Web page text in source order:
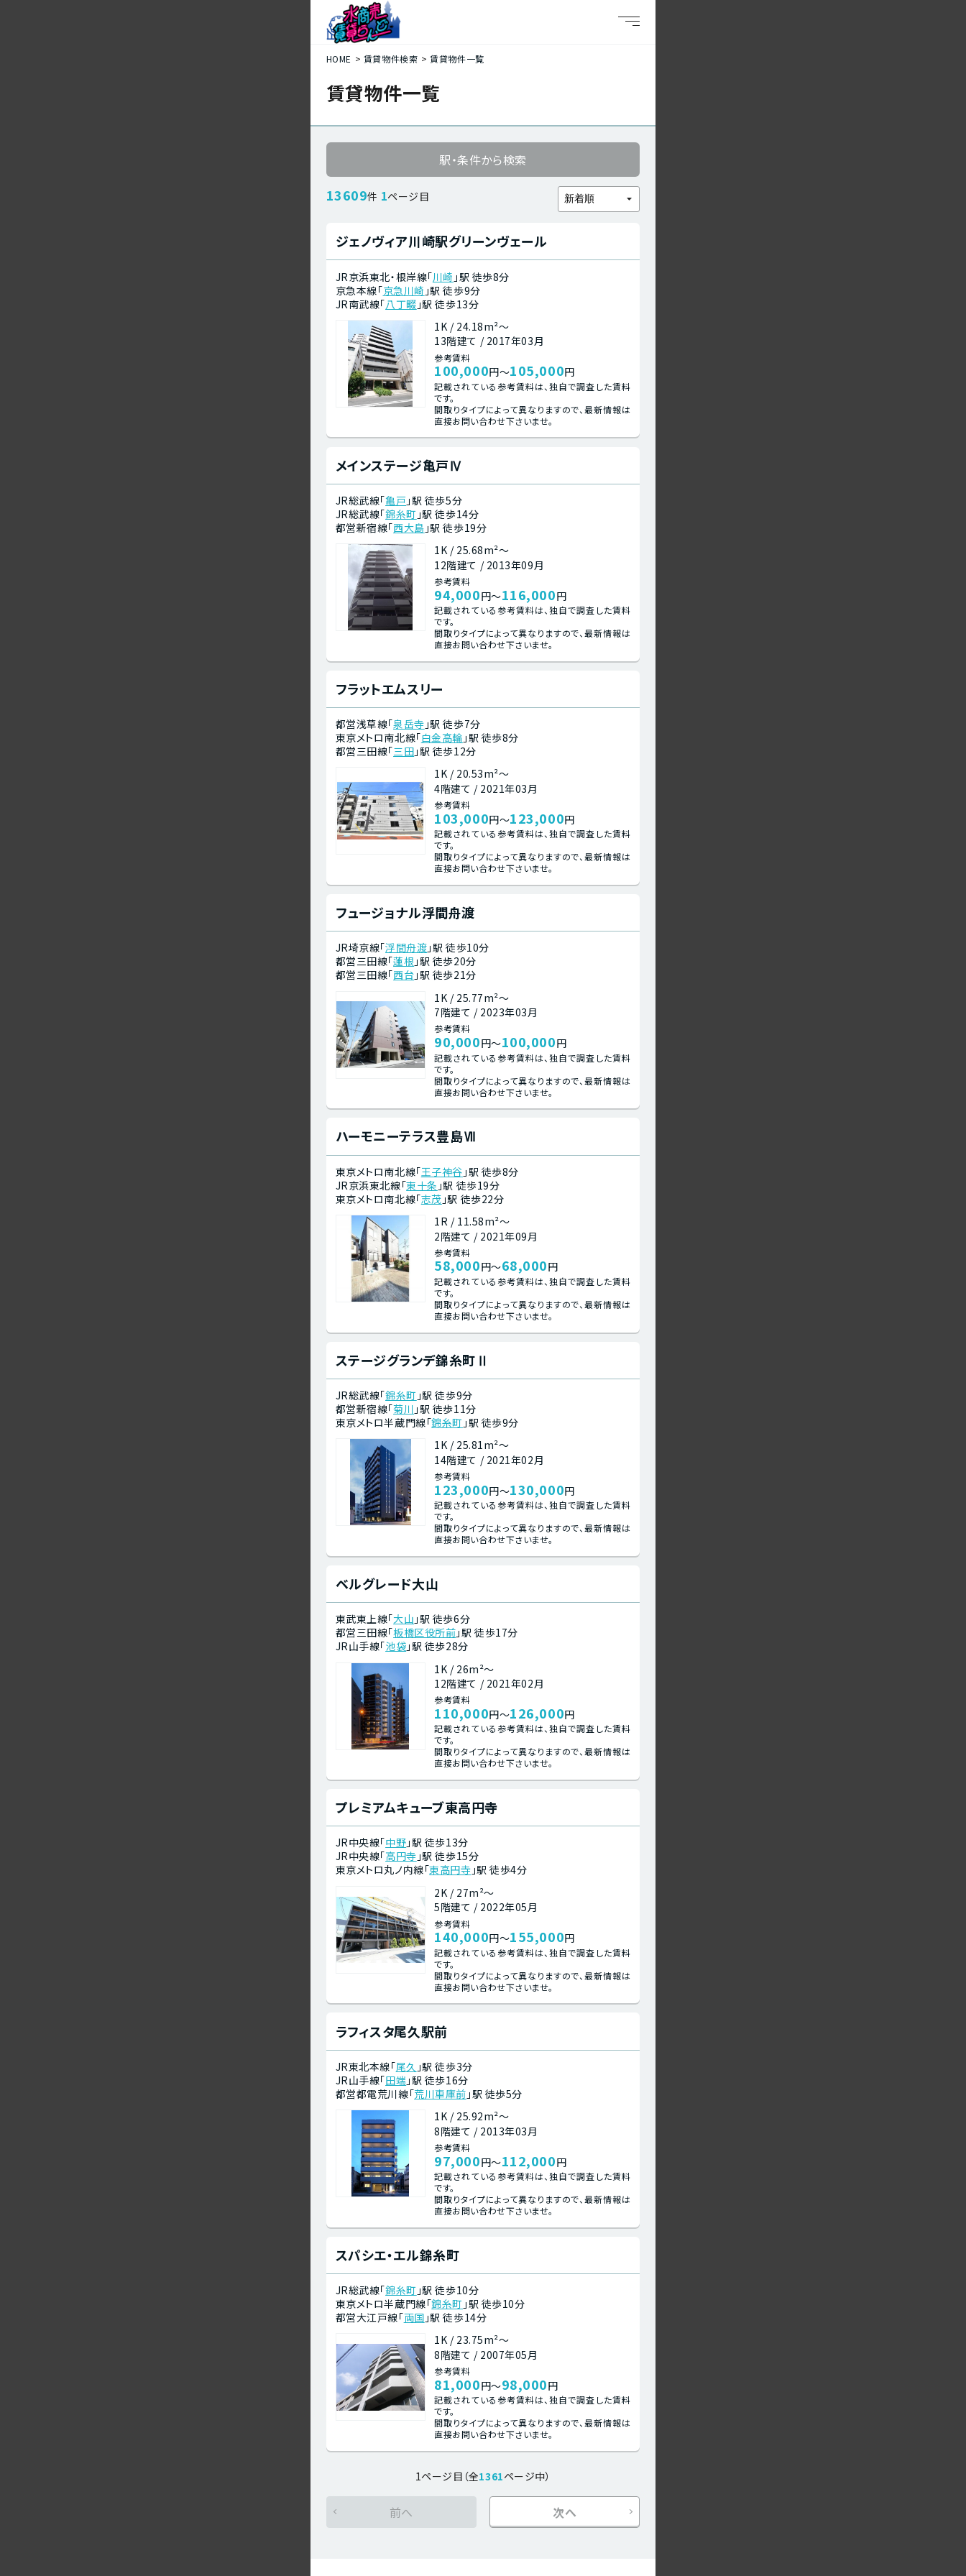
HOME 賃貸物件検索 賃貸物件一覧
賃貸物件一覧
駅・条件から検索
13609件 1ページ目
ジェノヴィア川崎駅グリーンヴェール
JR京浜東北・根岸線「川崎 」駅 徒歩8分
京急本線「京急川崎 」駅 徒歩9分
JR南武線「八丁畷 」駅 徒歩13分
1K / 24.18m²～
13階建て / 2017年03月
参考賃料
100,000円～105,000円
記載されている参考賃料は、独自で調査した賃料
です。
間取りタイプによって異なりますので、最新情報は
直接お問い合わせ下さいませ。
メインステージ亀戸Ⅳ
JR総武線「亀戸 」駅 徒歩5分
JR総武線「錦糸町 」駅 徒歩14分
都営新宿線「西大島 」駅 徒歩19分
1K / 25.68m²～
12階建て / 2013年09月
参考賃料
94,000円～116,000円
記載されている参考賃料は、独自で調査した賃料
です。
間取りタイプによって異なりますので、最新情報は
直接お問い合わせ下さいませ。
フラットエムスリー
都営浅草線「泉岳寺 」駅 徒歩7分
東京メトロ南北線「白金高輪 」駅 徒歩8分
都営三田線「三田 」駅 徒歩12分
1K / 20.53m²～
4階建て / 2021年03月
参考賃料
103,000円～123,000円
記載されている参考賃料は、独自で調査した賃料
です。
間取りタイプによって異なりますので、最新情報は
直接お問い合わせ下さいませ。
フュージョナル浮間舟渡
JR埼京線「浮間舟渡 」駅 徒歩10分
都営三田線「蓮根 」駅 徒歩20分
都営三田線「西台 」駅 徒歩21分
1K / 25.77m²～
7階建て / 2023年03月
参考賃料
90,000円～100,000円
記載されている参考賃料は、独自で調査した賃料
です。
間取りタイプによって異なりますので、最新情報は
直接お問い合わせ下さいませ。
ハーモニーテラス豊島Ⅶ
東京メトロ南北線「王子神谷 」駅 徒歩8分
JR京浜東北線「東十条 」駅 徒歩19分
東京メトロ南北線「志茂 」駅 徒歩22分
1R / 11.58m²～
2階建て / 2021年09月
参考賃料
58,000円～68,000円
記載されている参考賃料は、独自で調査した賃料
です。
間取りタイプによって異なりますので、最新情報は
直接お問い合わせ下さいませ。
ステージグランデ錦糸町Ⅱ
JR総武線「錦糸町 」駅 徒歩9分
都営新宿線「菊川 」駅 徒歩11分
東京メトロ半蔵門線「錦糸町 」駅 徒歩9分
1K / 25.81m²～
14階建て / 2021年02月
参考賃料
123,000円～130,000円
記載されている参考賃料は、独自で調査した賃料
です。
間取りタイプによって異なりますので、最新情報は
直接お問い合わせ下さいませ。
ベルグレード大山
東武東上線「大山 」駅 徒歩6分
都営三田線「板橋区役所前 」駅 徒歩17分
JR山手線「池袋 」駅 徒歩28分
1K / 26m²～
12階建て / 2021年02月
参考賃料
110,000円～126,000円
記載されている参考賃料は、独自で調査した賃料
です。
間取りタイプによって異なりますので、最新情報は
直接お問い合わせ下さいませ。
プレミアムキューブ東高円寺
JR中央線「中野 」駅 徒歩13分
JR中央線「高円寺 」駅 徒歩15分
東京メトロ丸ノ内線「東高円寺 」駅 徒歩4分
2K / 27m²～
5階建て / 2022年05月
参考賃料
140,000円～155,000円
記載されている参考賃料は、独自で調査した賃料
です。
間取りタイプによって異なりますので、最新情報は
直接お問い合わせ下さいませ。
ラフィスタ尾久駅前
JR東北本線「尾久 」駅 徒歩3分
JR山手線「田端 」駅 徒歩16分
都営都電荒川線「荒川車庫前 」駅 徒歩5分
1K / 25.92m²～
8階建て / 2013年03月
参考賃料
97,000円～112,000円
記載されている参考賃料は、独自で調査した賃料
です。
間取りタイプによって異なりますので、最新情報は
直接お問い合わせ下さいませ。
スパシエ・エル錦糸町
JR総武線「錦糸町 」駅 徒歩10分
東京メトロ半蔵門線「錦糸町 」駅 徒歩10分
都営大江戸線「両国 」駅 徒歩14分
1K / 23.75m²～
8階建て / 2007年05月
参考賃料
81,000円～98,000円
記載されている参考賃料は、独自で調査した賃料
です。
間取りタイプによって異なりますので、最新情報は
直接お問い合わせ下さいませ。
1ページ目（全1361ページ中）
前へ 次へ